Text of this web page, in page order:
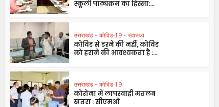
स्कूली पाठ्यक्रम का हिस्सा:...
उत्तराखंड • कोविड-19 • स्वास्थ्य
कोविड से डरने की नहीं, कोविड
को हराने की आवश्यकता है :...
उत्तराखंड • कोविड-19
कोरोना में लापरवाही मतलब
खतरा : सीएमओ